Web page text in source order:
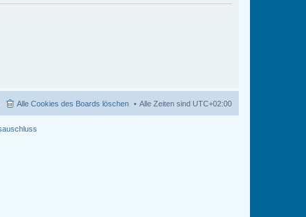
Alle Zeiten sind UTC+02:00
Alle Cookies des Boards löschen